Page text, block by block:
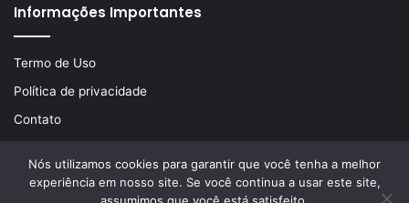
Informações Importantes
Termo de Uso
Política de privacidade
Contato
© Copyright 2026, Todos os direitos reservados | Desenvolvido
Nós utilizamos cookies para garantir que você tenha a melhor
experiência em nosso site. Se você continua a usar este site,